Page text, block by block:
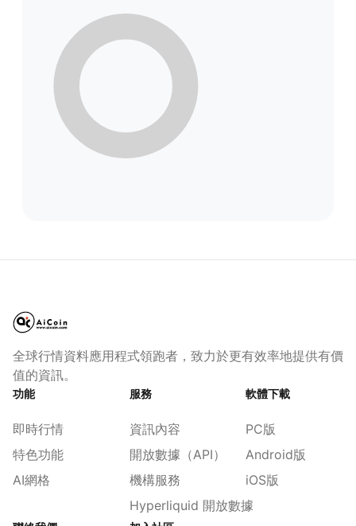
全球行情資料應用程式領跑者，致力於更有效率地提供有價
值的資訊。
功能
即時行情
特色功能
AI網格
服務
資訊內容
開放數據（API）
機構服務
Hyperliquid 開放數據
軟體下載
PC版
Android版
iOS版